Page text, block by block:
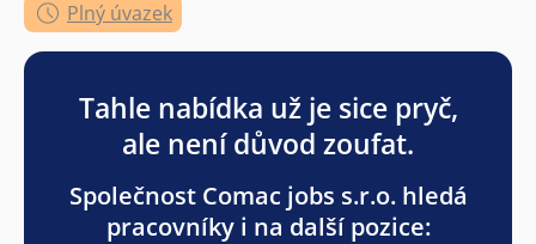
Plný úvazek
Tahle nabídka už je sice pryč,
ale není důvod zoufat.
Společnost Comac jobs s.r.o. hledá
pracovníky i na další pozice: